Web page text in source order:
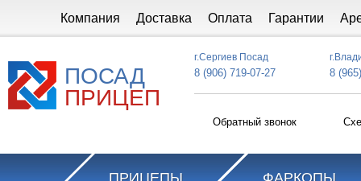
Компания Доставка Оплата Гарантии
ПОСАД
ПРИЦЕП
г.Сергиев Посад
8 (906) 719-07-27 8
Обратный звонок
ПРИЦЕПЫ ФАРКОПЫ